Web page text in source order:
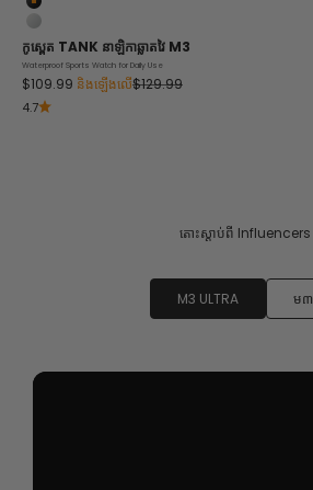
ខ្មៅ
ប្រាក់
កូស្ពេត TANK នាឡិកាឆ្លាតវៃ M3
Waterproof Sports Watch for Daily Use
តម្លៃលក់
$109.99 និងឡើងលើតម្លៃធម្មតា។
$129.99
4.7
តោះស្តាប់ពី Influencers
M3 ULTRA ម៣